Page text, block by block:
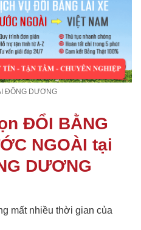
ĐÔNG DƯƠNG
ĐỔI BẰNG
NGOÀI tại
DƯƠNG
mất nhiều thời gian của